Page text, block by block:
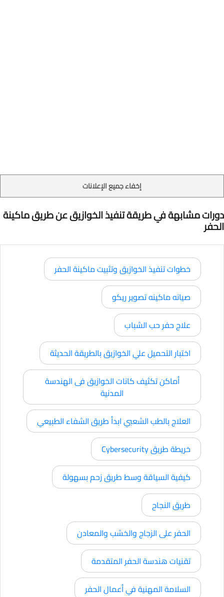
إخفاء جميع الإعلانات
دورات مشابهة في طريقة تنفيذ الخوازيق عن طريق ماكينة
الحفر
خطوات تنفيذ الخوازيق وتثبيت ماكينة الحفر
صيانه ماكينه تصوير ريكو
علاج حفر حب الشباب
اختبار التحميل علي الخوازيق بالطريقة الحديثة
أماكن تكثيف كانات الخوازيق فى الهندسة
المدنية
العلاج بالطب الشعبي ابدأ طريق الشفاء الطبيعي
خريطة طريق Cybersecurity
كيفية السياقة وسط طريق زحم بسهولة
طريق النجاح
الحفر على الزجاج والخشب والمعادن
تقنيات هندسة الحفر المتقدمة
السلامة المهنية في أعمال الحفر